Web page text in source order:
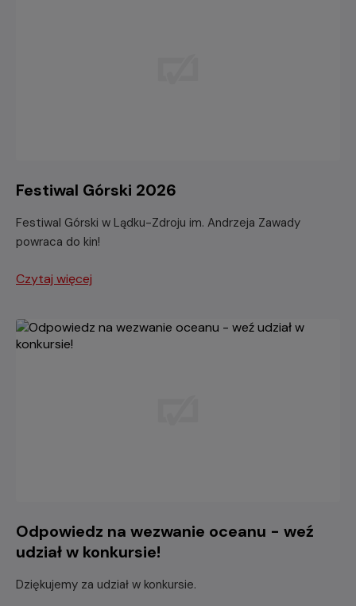
Festiwal Górski 2026
Festiwal Górski w Lądku-Zdroju im. Andrzeja Zawady
powraca do kin!
Czytaj więcej
Odpowiedz na wezwanie oceanu - weź
udział w konkursie!
Dziękujemy za udział w konkursie.